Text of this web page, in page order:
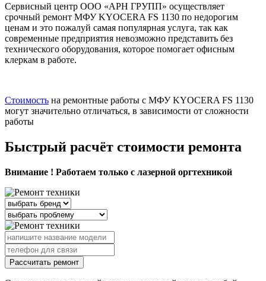
Сервисный центр ООО «АРН ГРУПП» осуществляет
срочный ремонт МФУ KYOCERA FS 1130 по недорогим
ценам и это пожалуй самая популярная услуга, так как
современные предприятия невозможно представить без
технического оборудования, которое помогает офисным
клеркам в работе.
Стоимость на ремонтные работы с МФУ KYOCERA FS 1130
могут значительно отличаться, в зависимости от сложности
работы
Быстрый расчёт стоимости ремонта
Внимание ! Работаем только с лазерной оргтехникой
Рассчитать ремонт